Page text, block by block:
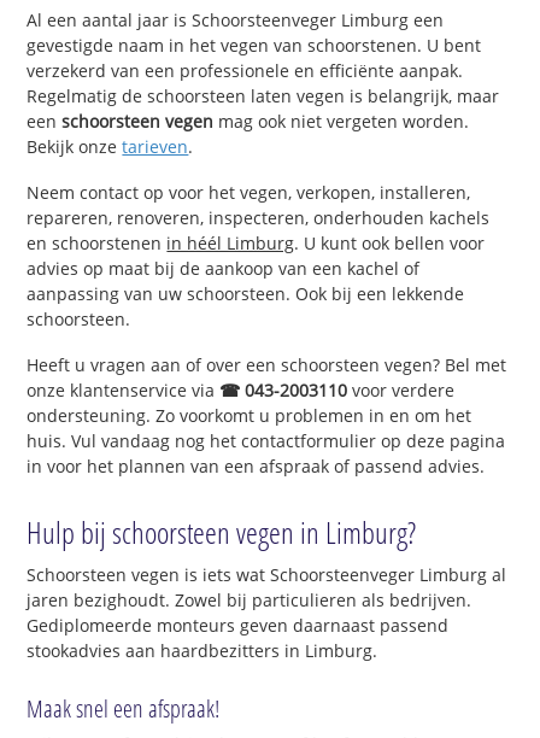
Al een aantal jaar is Schoorsteenveger Limburg een
gevestigde naam in het vegen van schoorstenen. U bent
verzekerd van een professionele en efficiënte aanpak.
Regelmatig de schoorsteen laten vegen is belangrijk, maar
eenschoorsteen vegen mag ook niet vergeten worden.
Bekijk onzetarieven.
Neem contact op voor het vegen, verkopen, installeren,
repareren, renoveren, inspecteren, onderhouden kachels
en schoorstenen in héél Limburg. U kunt ook bellen voor
advies op maat bij de aankoop van een kachel of
aanpassing van uw schoorsteen. Ook bij een lekkende
schoorsteen.
Heeft u vragen aan of over een schoorsteen vegen? Bel met
onze klantenservice via ☎ 043-2003110 voor verdere
ondersteuning. Zo voorkomt u problemen in en om het
huis. Vul vandaag nog het contactformulier op deze pagina
in voor het plannen van een afspraak of passend advies.
Hulp bij schoorsteen vegen in Limburg?
Schoorsteen vegen is iets wat Schoorsteenveger Limburg al
jaren bezighoudt. Zowel bij particulieren als bedrijven.
Gediplomeerde monteurs geven daarnaast passend
stookadvies aan haardbezitters in Limburg.
Maak snel een afspraak!